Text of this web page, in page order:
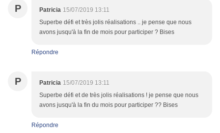
P Patricia 15/07/2019 13:11
Superbe défi et très jolis réalisations .. je pense que nous
avons jusqu'à la fin de mois pour participer ? Bises
Répondre
P Patricia 15/07/2019 13:11
Superbe défi et de très jolis réalisations ! je pense que nous
avons jusqu'à la fin du mois pour participer ?? Bises
Répondre